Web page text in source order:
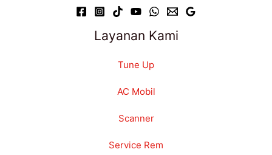
Layanan Kami
Tune Up
AC Mobil
Scanner
Service Rem